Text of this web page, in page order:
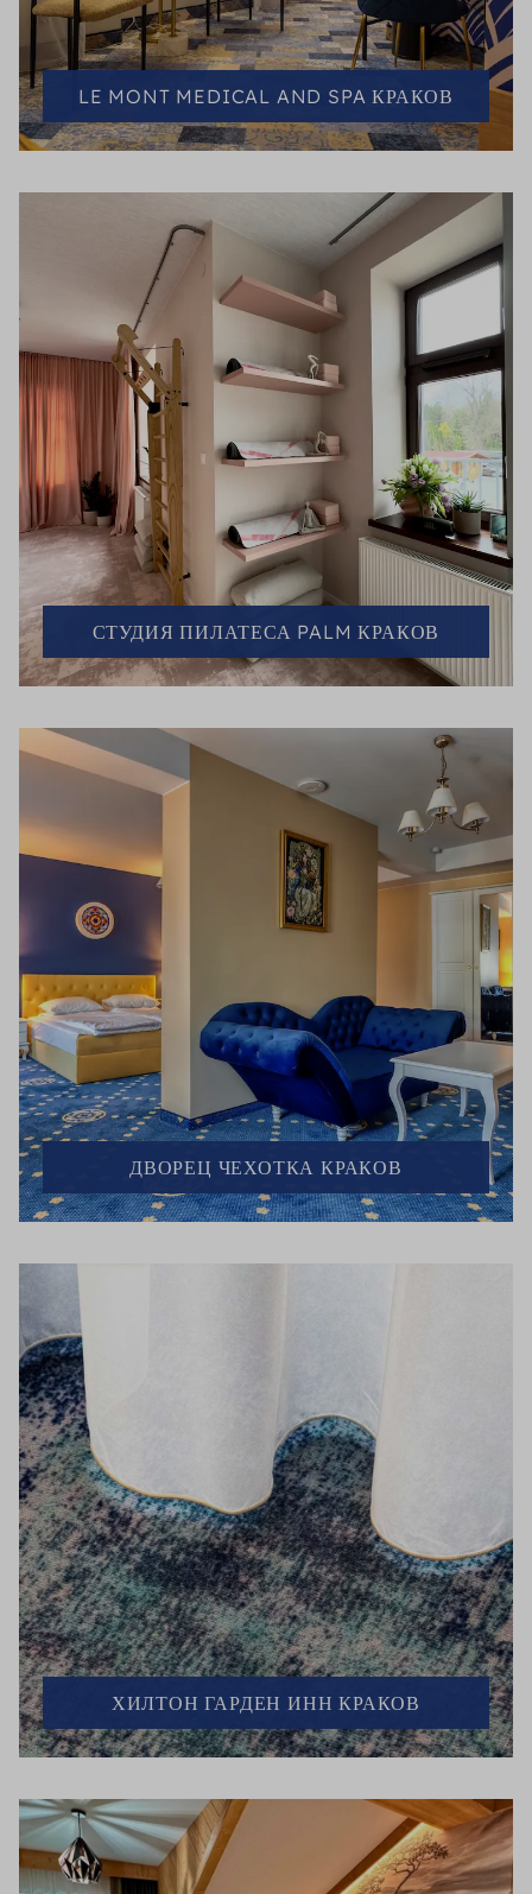
LE MONT MEDICAL AND SPA КРАКОВ
СТУДИЯ ПИЛАТЕСА PALM КРАКОВ
ДВОРЕЦ ЧЕХОТКА КРАКОВ
ХИЛТОН ГАРДЕН ИНН КРАКОВ